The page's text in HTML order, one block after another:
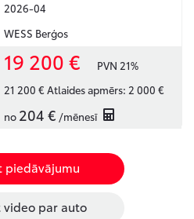
2026-04
WESS Berģos
19 200 €
PVN 21%
21 200 € Atlaides apmērs: 2 000 €
no 204 € /mēnesī
piedāvājumu
video par auto